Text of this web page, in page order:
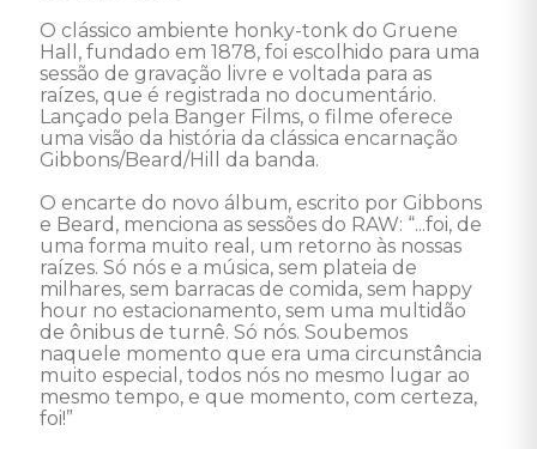
O clássico ambiente honky-tonk do Gruene
Hall, fundado em 1878, foi escolhido para uma
sessão de gravação livre e voltada para as
raízes, que é registrada no documentário.
Lançado pela Banger Films, o filme oferece
uma visão da história da clássica encarnação
Gibbons/Beard/Hill da banda.
O encarte do novo álbum, escrito por Gibbons
e Beard, menciona as sessões do RAW: “...foi, de
uma forma muito real, um retorno às nossas
raízes. Só nós e a música, sem plateia de
milhares, sem barracas de comida, sem happy
hour no estacionamento, sem uma multidão
de ônibus de turnê. Só nós. Soubemos
naquele momento que era uma circunstância
muito especial, todos nós no mesmo lugar ao
mesmo tempo, e que momento, com certeza,
foi!”